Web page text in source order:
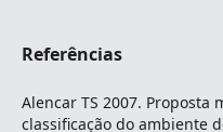
Referências
Alencar TS 2007.
classificação do ambiente